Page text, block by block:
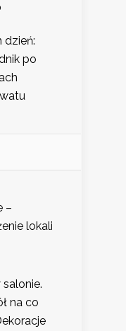
dzień:
po
–
lokali
salonie.
na co